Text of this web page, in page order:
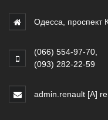
Одесса, проспект
(066) 554-97-70
(093) 282-22-59
admin.renault [A]